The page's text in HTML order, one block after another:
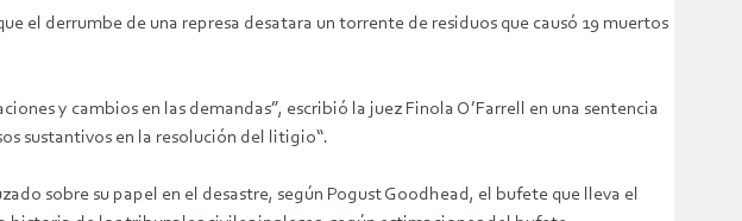
el derrumbe de una represa desatara un torrente de residuos que causó 19 muertos
y cambios en las demandas”, escribió la juez Finola O’Farrell en una sentencia
sustantivos en la resolución del litigio“.
sobre su papel en el desastre, según Pogust Goodhead, el bufete que lleva el